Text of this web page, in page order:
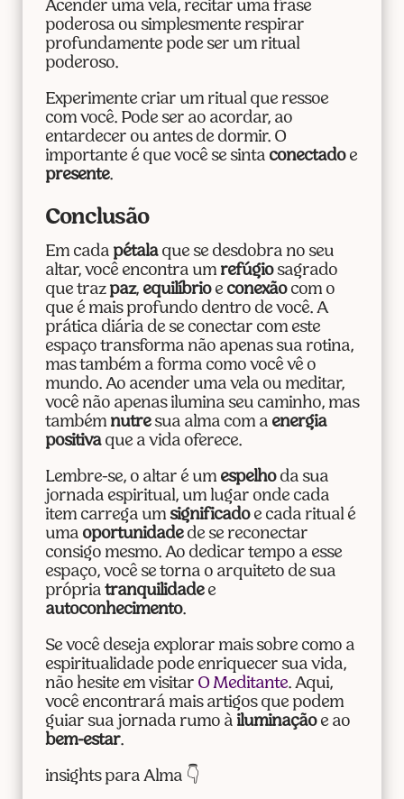
Acender uma vela, recitar uma frase
poderosa ou simplesmente respirar
profundamente pode ser um ritual
poderoso.
Experimente criar um ritual que ressoe
com você. Pode ser ao acordar, ao
entardecer ou antes de dormir. O
importante é que você se sinta conectadoe
presente.
Conclusão
Em cada pétalaque se desdobra no seu
altar, você encontra um refúgiosagrado
que traz paz, equilíbrioe conexãocom o
que é mais profundo dentro de você. A
prática diária de se conectar com este
espaço transforma não apenas sua rotina,
mas também a forma como você vê o
mundo. Ao acender uma vela ou meditar,
você não apenas ilumina seu caminho, mas
também nutresua alma com a energia
positivaque a vida oferece.
Lembre-se, o altar é um espelhoda sua
jornada espiritual, um lugar onde cada
item carrega um significadoe cada ritual é
uma oportunidadede se reconectar
consigo mesmo. Ao dedicar tempo a esse
espaço, você se torna o arquiteto de sua
própria tranquilidadee
autoconhecimento.
Se você deseja explorar mais sobre como a
espiritualidade pode enriquecer sua vida,
não hesite em visitar O Meditante. Aqui,
você encontrará mais artigos que podem
guiar sua jornada rumo à iluminaçãoe ao
bem-estar.
insights para Alma 👇